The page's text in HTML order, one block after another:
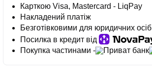
Карткою Visa, Mastercard - LiqPay
Накладений платіж
Безготівковими для юридичних осіб
Посилка в кредит від
Покупка частинами -
Приват банк